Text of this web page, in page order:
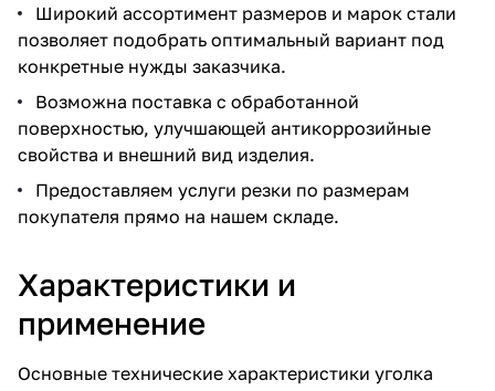
Широкий ассортимент размеров и марок стали
позволяет подобрать оптимальный вариант под
конкретные нужды заказчика.
Возможна поставка с обработанной
поверхностью, улучшающей антикоррозийные
свойства и внешний вид изделия.
Предоставляем услуги резки по размерам
покупателя прямо на нашем складе.
Характеристики и
применение
Основные технические характеристики уголка